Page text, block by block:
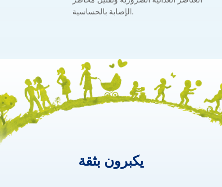
الإصابة بالحساسية.
يكبرون بثقة